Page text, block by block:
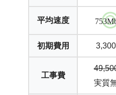
平均速度
初期費用
工事費
実質